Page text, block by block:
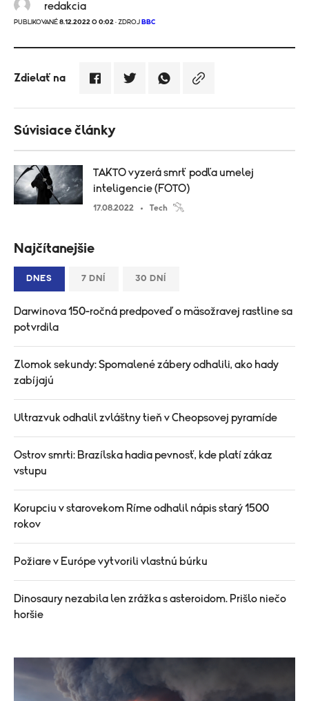
redakcia
PUBLIKOVANÉ 8.12.2022 O 0:02 · ZDROJ BBC
Zdielať na
Súvisiace články
TAKTO vyzerá smrť podľa umelej
inteligencie (FOTO)
17.08.2022 Tech
Najčítanejšie
DNES 7 DNÍ 30 DNÍ
Darwinova 150-ročná predpoveď o mäsožravej rastline sa
potvrdila
Zlomok sekundy: Spomalené zábery odhalili, ako hady
zabíjajú
Ultrazvuk odhalil zvláštny tieň v Cheopsovej pyramíde
Ostrov smrti: Brazílska hadia pevnosť, kde platí zákaz
vstupu
Korupciu v starovekom Ríme odhalil nápis starý 1500
rokov
Požiare v Európe vytvorili vlastnú búrku
Dinosaury nezabila len zrážka s asteroidom. Prišlo niečo
horšie